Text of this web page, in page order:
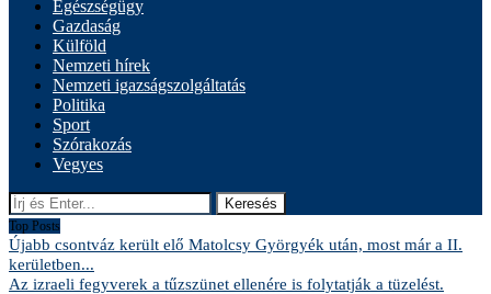
Egészségügy
Gazdaság
Külföld
Nemzeti hírek
Nemzeti igazságszolgáltatás
Politika
Sport
Szórakozás
Vegyes
Keresés
Top Posts
Újabb csontváz került elő Matolcsy Györgyék után, most már a II.
kerületben...
Az izraeli fegyverek a tűzszünet ellenére is folytatják a tüzelést.